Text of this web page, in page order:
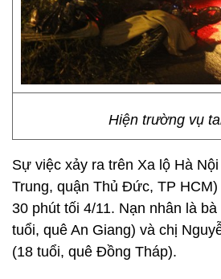
Hiện trường vụ
Sự việc xảy ra trên Xa lộ Hà
Trung, quận Thủ Đức, TP
30 phút tối 4/11. Nạn nhân là
tuổi, quê An Giang) và chị
(18 tuổi, quê Đồng Tháp).